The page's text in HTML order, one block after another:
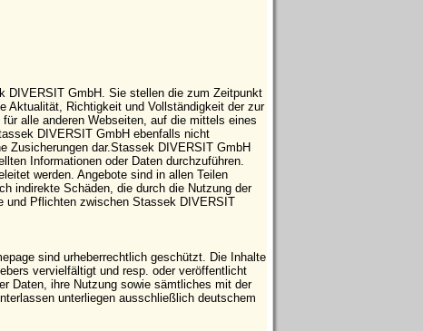
DIVERSIT GmbH. Sie stellen die zum Zeitpunkt
Aktualität, Richtigkeit und Vollständigkeit der zur
alle anderen Webseiten, auf die mittels eines
DIVERSIT GmbH ebenfalls nicht
Zusicherungen dar.Stassek DIVERSIT GmbH
Informationen oder Daten durchzuführen.
werden. Angebote sind in allen Teilen
indirekte Schäden, die durch die Nutzung der
und Pflichten zwischen Stassek DIVERSIT
sind urheberrechtlich geschützt. Die Inhalte
vervielfältigt und resp. oder veröffentlicht
Daten, ihre Nutzung sowie sämtliches mit der
unterliegen ausschließlich deutschem